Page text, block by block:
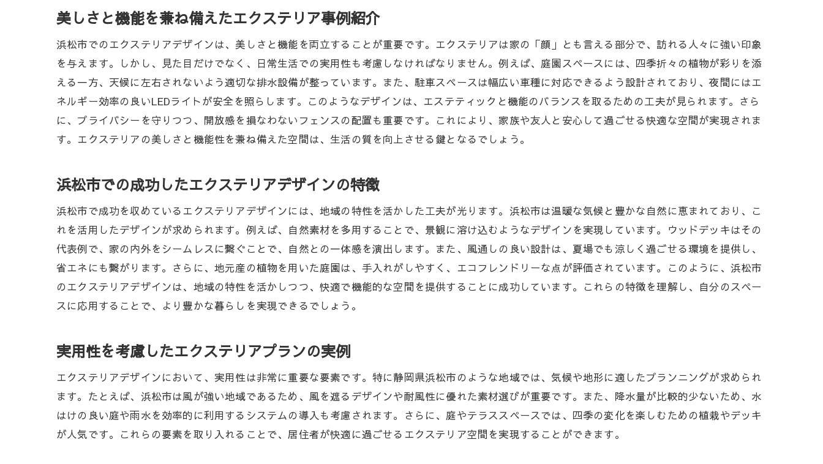
エクステリアを通じて創造される新しい価値観
美しさと機能を兼ね備えたエクステリア事例紹介
浜松市でのエクステリアデザインは、美しさと機能を両立することが重要です。エクステリアは家の「顔」とも言える部分で、訪れる人々に強い印象
を与えます。しかし、見た目だけでなく、日常生活での実用性も考慮しなければなりません。例えば、庭園スペースには、四季折々の植物が彩りを添
える一方、天候に左右されないよう適切な排水設備が整っています。また、駐車スペースは幅広い車種に対応できるよう設計されており、夜間にはエ
ネルギー効率の良いLEDライトが安全を照らします。このようなデザインは、エステティックと機能のバランスを取るための工夫が見られます。さら
に、プライバシーを守りつつ、開放感を損なわないフェンスの配置も重要です。これにより、家族や友人と安心して過ごせる快適な空間が実現されま
す。エクステリアの美しさと機能性を兼ね備えた空間は、生活の質を向上させる鍵となるでしょう。
浜松市での成功したエクステリアデザインの特徴
浜松市で成功を収めているエクステリアデザインには、地域の特性を活かした工夫が光ります。浜松市は温暖な気候と豊かな自然に恵まれており、こ
れを活用したデザインが求められます。例えば、自然素材を多用することで、景観に溶け込むようなデザインを実現しています。ウッドデッキはその
代表例で、家の内外をシームレスに繋ぐことで、自然との一体感を演出します。また、風通しの良い設計は、夏場でも涼しく過ごせる環境を提供し、
省エネにも繋がります。さらに、地元産の植物を用いた庭園は、手入れがしやすく、エコフレンドリーな点が評価されています。このように、浜松市
のエクステリアデザインは、地域の特性を活かしつつ、快適で機能的な空間を提供することに成功しています。これらの特徴を理解し、自分のスペー
スに応用することで、より豊かな暮らしを実現できるでしょう。
実用性を考慮したエクステリアプランの実例
エクステリアデザインにおいて、実用性は非常に重要な要素です。特に静岡県浜松市のような地域では、気候や地形に適したプランニングが求められ
ます。たとえば、浜松市は風が強い地域であるため、風を遮るデザインや耐風性に優れた素材選びが重要です。また、降水量が比較的少ないため、水
はけの良い庭や雨水を効率的に利用するシステムの導入も考慮されます。さらに、庭やテラススペースでは、四季の変化を楽しむための植栽やデッキ
が人気です。これらの要素を取り入れることで、居住者が快適に過ごせるエクステリア空間を実現することができます。